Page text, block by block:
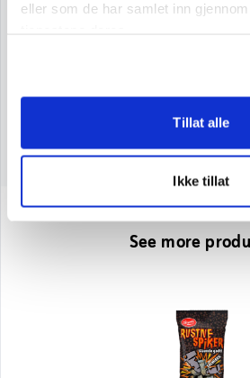
eller som de har samlet inn
Tillat alle
Ikke tillat
Saturated Fatty Acids
0 g
Protein
0 g
0,13 g
See more